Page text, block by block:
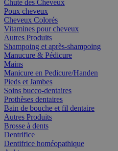
Chute des Cheveux
Poux cheveux
Cheveux Colorés
Vitamines pour cheveux
Autres Produits
Shampoing et après-shampoing
Manucure & Pédicure
Mains
Manicure en Pedicure/Handen
Pieds et Jambes
Soins bucco-dentaires
Prothèses dentaires
Bain de bouche et fil dentaire
Autres Produits
Brosse à dents
Dentrifice
Dentifrice homéopathique